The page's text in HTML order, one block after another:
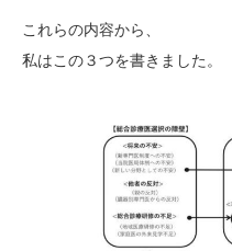
これらの内容から、
私はこの３つを書きました。